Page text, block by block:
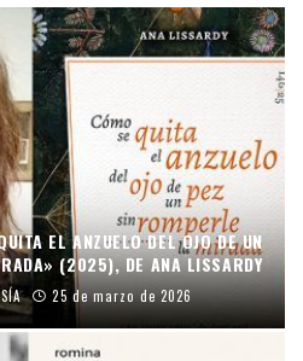
EL ANZUELO DEL OJO DE UN
(2025), DE ANA LISSARDY
25 de marzo de 2026